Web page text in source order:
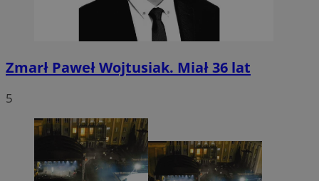
Zmarł Paweł Wojtusiak. Miał 36 lat
5